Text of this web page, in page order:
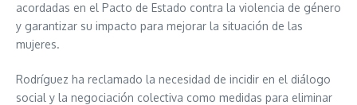
acordadas en el Pacto de Estado contra la violencia de género
y garantizar su impacto para mejorar la situación de las
mujeres.
Rodríguez ha reclamado la necesidad de incidir en el diálogo
social y la negociación colectiva como medidas para eliminar